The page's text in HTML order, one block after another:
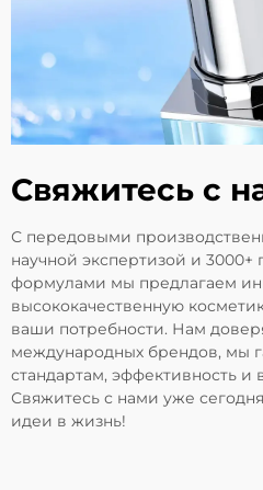
Свяжитесь с
С передовыми
научной экспертизой и
формулами мы предлагаем
высококачественную
ваши потребности. Нам
международных брендов, мы
стандартам, эффективность и
Свяжитесь с нами уже
идеи в жизнь!